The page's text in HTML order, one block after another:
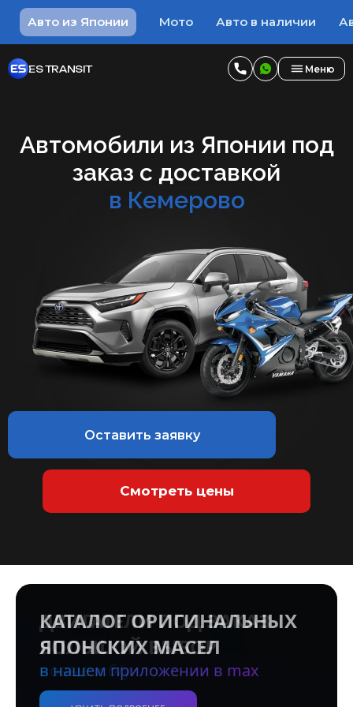
Авто из Японии Мото Авто в наличии
ES TRANSIT Меню
Автомобили из Японии под
заказ с доставкой
в Кемерово
Оставить заявку
Смотреть цены
КАТАЛОГ ОРИГИНАЛЬНЫХ
ЯПОНСКИХ МАСЕЛ
в нашем приложении в max